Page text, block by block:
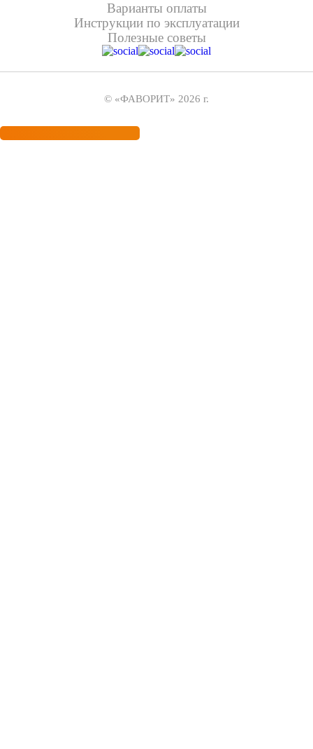
Варианты оплаты
Инструкции по эксплуатации
Полезные советы
© «ФАВОРИТ» 2026 г.